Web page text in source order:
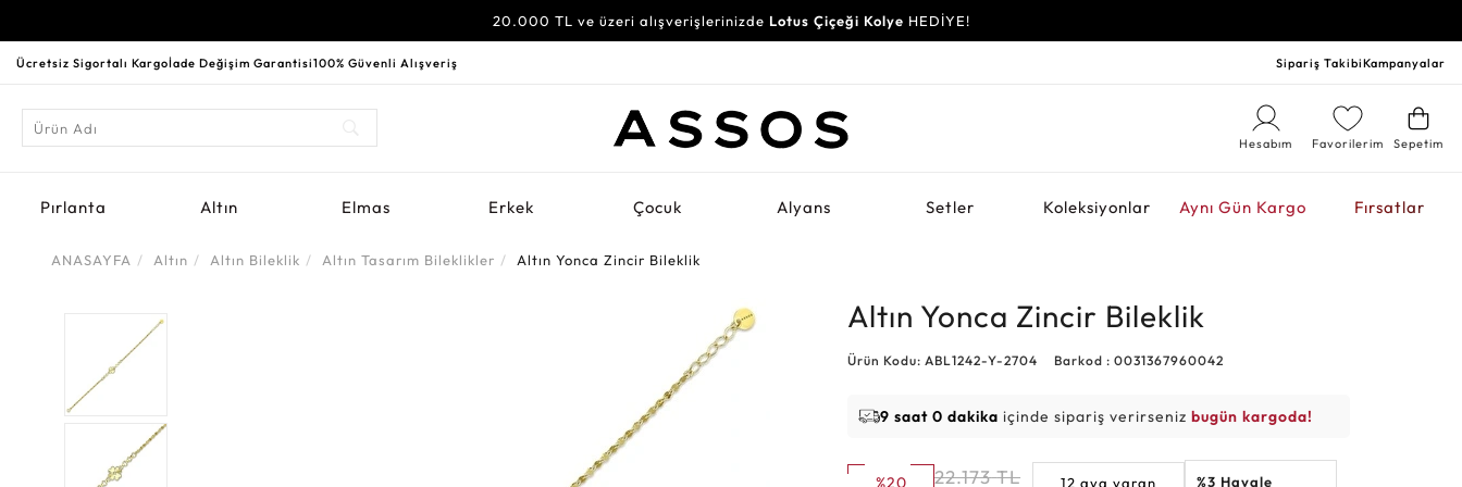
20.000 TL ve üzeri alışverişlerinizde Lotus Çiçeği Kolye HEDİYE!
Ücretsiz Sigortalı Kargoİade Değişim Garantisi100% Güvenli Alışveriş Sipariş TakibiKampanyalar
Sepetim
Favorilerim
Hesabım
Pırlanta Altın Elmas Erkek Çocuk Alyans Setler Koleksiyonlar Aynı Gün Kargo Fırsatlar
ANASAYFA Altın Altın Bileklik Altın Tasarım Bileklikler Altın Yonca Zincir Bileklik
Altın Yonca Zincir Bileklik
Ürün Kodu: ABL1242-Y-2704 Barkod : 0031367960042
9 saat 0 dakika içinde sipariş verirsenizbugün kargoda!
%20
22.173 TL
12 aya varan
%3 Havale